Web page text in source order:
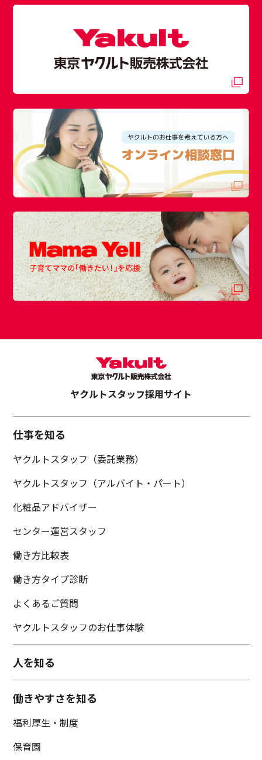
ヤクルトスタッフ採用サイト
仕事を知る
ヤクルトスタッフ（委託業務）
ヤクルトスタッフ（アルバイト・パート）
化粧品アドバイザー
センター運営スタッフ
働き方比較表
働き方タイプ診断
よくあるご質問
ヤクルトスタッフのお仕事体験
人を知る
働きやすさを知る
福利厚生・制度
保育園